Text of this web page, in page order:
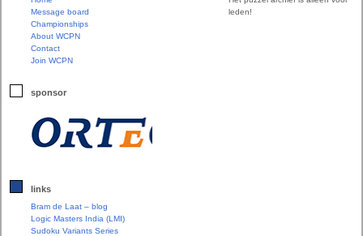
Message board
Championships
About WCPN
Contact
Join WCPN
sponsor
links
Bram de Laat – blog
Logic Masters India (LMI)
Sudoku Variants Series
leden!